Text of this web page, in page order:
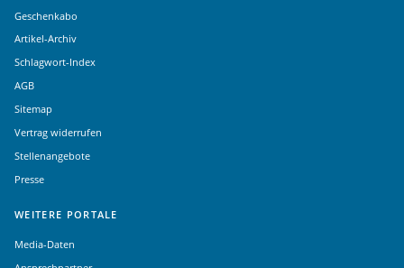
Geschenkabo
Artikel-Archiv
Schlagwort-Index
AGB
Sitemap
Vertrag widerrufen
Stellenangebote
Presse
WEITERE PORTALE
Media-Daten